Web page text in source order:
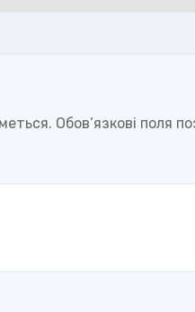
Обов’язкові поля